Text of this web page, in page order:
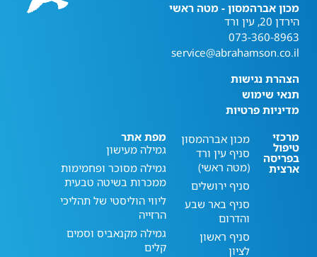
מכון אברהמסון - מטה ראשי
הירדן 20, עין ורד
073-360-8963
service@abrahamson.co.il
הצהרת נגישות
תנאי שימוש
מדיניות פרטיות
מרכזי
טיפול
בפריסה
ארצית
מכון אברהמסון
סניף עין ורד
(מטה ראשי)
סניף ירושלים
סניף באר שבע
והדרום
סניף ראשון
לציון
מפת אתר
גמילה מעישון
גמילה מסוכר ופחמימות
ממכרות בשיטה טבעית
ליווי הוליסטי של תהליכי
הרזייה
גמילה מקנאביס וסמים
קלים